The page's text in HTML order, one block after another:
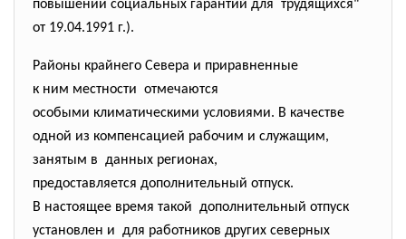
повышении социальных гарантий для трудящихся"
от 19.04.1991 г.).
Районы крайнего Севера и приравненные
к ним местности отмечаются
особыми климатическими условиями. В качестве
одной из компенсацией рабочим и служащим,
занятым в данных регионах,
предоставляется дополнительный отпуск.
В настоящее время такой дополнительный отпуск
установлен и для работников других северных